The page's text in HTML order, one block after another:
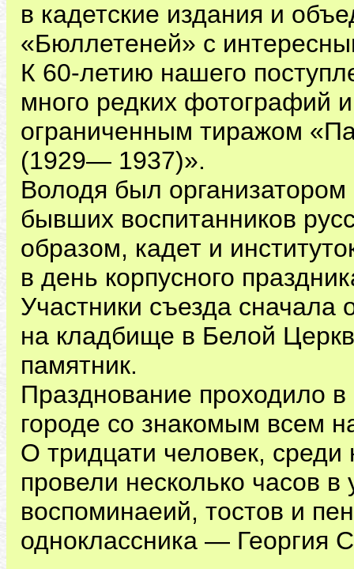
в кадетские издания и
«Бюллетеней» с
К 60-летию нашего
много редких фотографий
ограниченным тиражом
(1929— 1937)».
Володя был
бывших воспитанников
образом, кадет и
в день корпусного
Участники съезда
на кладбище в Белой
памятник.
Празднование проходило
городе со знакомым всем
О тридцати человек,
провели несколько часов в
воспоминаеий, тостов и
одноклассника — Георгия